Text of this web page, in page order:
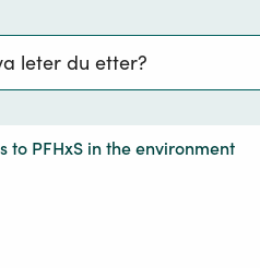
to PFHxS in the environment